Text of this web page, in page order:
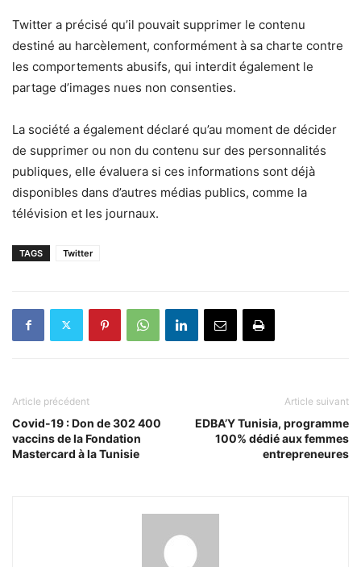
Twitter a précisé qu’il pouvait supprimer le contenu
destiné au harcèlement, conformément à sa charte contre
les comportements abusifs, qui interdit également le
partage d’images nues non consenties.
La société a également déclaré qu’au moment de décider
de supprimer ou non du contenu sur des personnalités
publiques, elle évaluera si ces informations sont déjà
disponibles dans d’autres médias publics, comme la
télévision et les journaux.
TAGS Twitter
Article précédent
Covid-19 : Don de 302 400
vaccins de la Fondation
Mastercard à la Tunisie
Article suivant
EDBA’Y Tunisia, programme
100% dédié aux femmes
entrepreneures